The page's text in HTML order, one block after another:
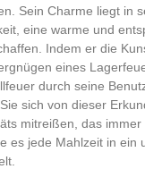
Sein Charme liegt in
eine warme und
Indem er die
eines
durch seine
sich von dieser
mitreißen, das
es jede Mahlzeit in ein